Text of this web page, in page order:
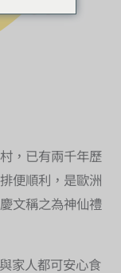
，已有兩千年歷
便順利，是歐洲
文稱之為神仙禮
家人都可安心食